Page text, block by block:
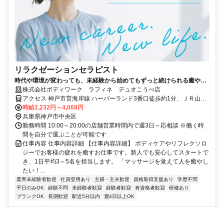
リラクゼーションセラピスト
時代や環境が変わっても、未経験から始めてもずっと続けられる癒やし
の仕事。手に職を身につけて、生き方を変えよう。
株式会社ボディワーク ラフィネ デュオこうべ店
アクセス 神戸市営海岸線 ハーバーランド3番口徒歩約1分、ＪＲ山陽
本線 神戸（兵庫県）ビエラ神戸口徒歩約2分、ＪＲ東海道本線 神戸
（兵庫県）ビエラ神戸口徒歩約2分 最寄駅：神戸駅
時給2,232円～4,068円
兵庫県神戸市中央区
勤務時間 10:00～20:00の店舗営業時間内で週3日～応相談 ※働く時
間を自分で選ぶことが可能です
仕事内容 仕事内容詳細 【仕事内容詳細】 ボディケアやリフレクソロ
ジーでお客様の疲れを癒すお仕事です。新人でも安心してスタートで
き、1日平均3～5名を担当します。 「マッサージを覚えて人を癒やし
たい！...
業界未経験者歓迎 社員登用あり 主婦・主夫歓迎 資格取得支援あり
学歴不問
平日のみOK
経験不問 未経験者歓迎 経験者歓迎 有資格者歓迎
研修あり
ブランクOK
長期歓迎 駅近5分以内 週4日以上OK